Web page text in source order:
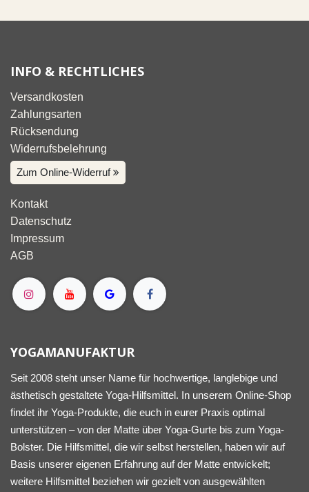
INFO & RECHTLICHES
Versandkosten
Zahlungsarten
Rücksendung
Widerrufsbelehrung
Zum Online-Widerruf
Kontakt
Datenschutz
Impressum
AGB
YOGAMANUFAKTUR
Seit 2008 steht unser Name für hochwertige, langlebige und
ästhetisch gestaltete Yoga-Hilfsmittel. In unserem Online-Shop
findet ihr Yoga-Produkte, die euch in eurer Praxis optimal
unterstützen – von der Matte über Yoga-Gurte bis zum Yoga-
Bolster. Die Hilfsmittel, die wir selbst herstellen, haben wir auf
Basis unserer eigenen Erfahrung auf der Matte entwickelt;
weitere Hilfsmittel beziehen wir gezielt von ausgewählten